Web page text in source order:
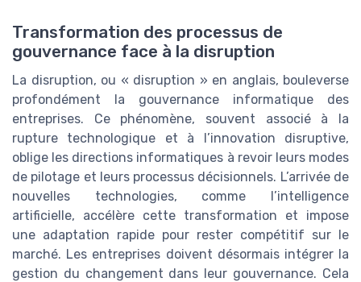
Transformation des processus de
gouvernance face à la disruption
La disruption, ou « disruption » en anglais, bouleverse
profondément la gouvernance informatique des
entreprises. Ce phénomène, souvent associé à la
rupture technologique et à l’innovation disruptive,
oblige les directions informatiques à revoir leurs modes
de pilotage et leurs processus décisionnels. L’arrivée de
nouvelles technologies, comme l’intelligence
artificielle, accélère cette transformation et impose
une adaptation rapide pour rester compétitif sur le
marché. Les entreprises doivent désormais intégrer la
gestion du changement dans leur gouvernance. Cela